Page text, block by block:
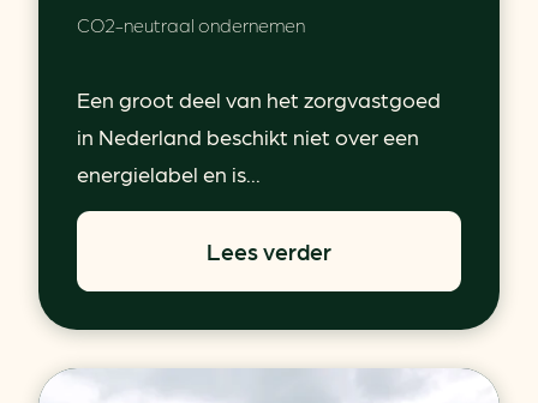
CO2-neutraal ondernemen
Een groot deel van het zorgvastgoed
in Nederland beschikt niet over een
energielabel en is...
Lees verder